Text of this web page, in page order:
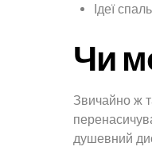
Ідеї
Чи
Звичайно ж
душевний